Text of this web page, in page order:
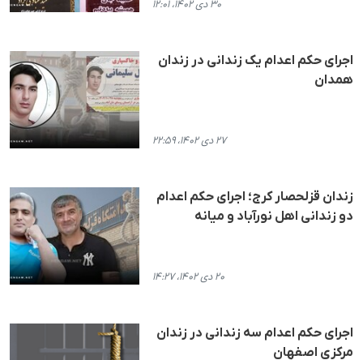
۳۰ دی ۱۴۰۲، ۱۲:۰۱
اجرای حکم اعدام یک زندانی در زندان
همدان
۲۷ دی ۱۴۰۲، ۲۲:۵۹
زندان قزلحصار کرج؛ اجرای حکم اعدام
دو زندانی اهل نورآباد و میانه
۲۰ دی ۱۴۰۲، ۱۴:۲۷
اجرای حکم اعدام سه زندانی در زندان
مرکزی اصفهان